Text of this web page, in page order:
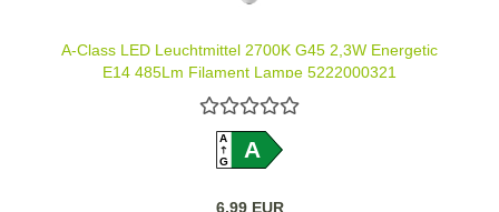
A-Class LED Leuchtmittel 2700K G45 2,3W Energetic
E14 485Lm Filament Lampe 5222000321
A
GA
6,99 EUR